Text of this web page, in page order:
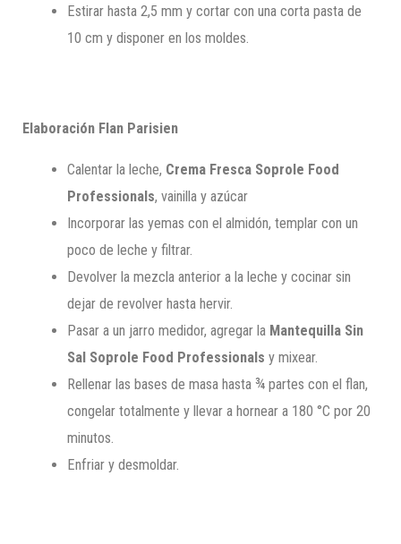
Estirar hasta 2,5 mm y cortar con una corta pasta de
10 cm y disponer en los moldes.
Elaboración Flan Parisien
Calentar la leche, Crema Fresca Soprole Food
Professionals, vainilla y azúcar
Incorporar las yemas con el almidón, templar con un
poco de leche y filtrar.
Devolver la mezcla anterior a la leche y cocinar sin
dejar de revolver hasta hervir.
Pasar a un jarro medidor, agregar la Mantequilla Sin
Sal Soprole Food Professionals y mixear.
Rellenar las bases de masa hasta ¾ partes con el flan,
congelar totalmente y llevar a hornear a 180 °C por 20
minutos.
Enfriar y desmoldar.